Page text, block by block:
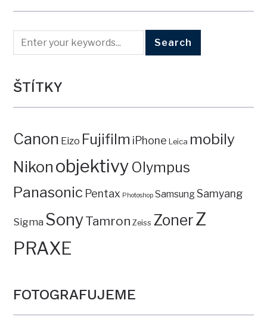
ŠTÍTKY
Canon Eizo Fujifilm iPhone Leica mobily
Nikon objektivy Olympus
Panasonic Pentax Photoshop SamsungSamyang
Sigma SonyTamron Zeiss ZonerZ
PRAXE
FOTOGRAFUJEME